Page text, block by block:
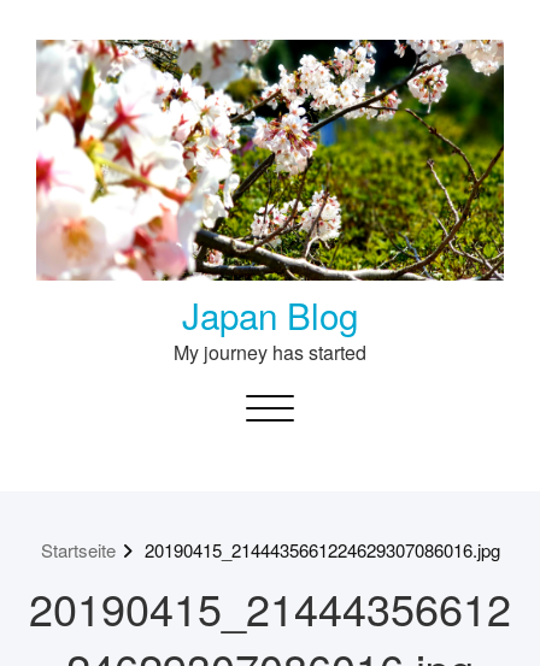
content
Japan Blog
My journey has started
Toggle navigation
Startseite 20190415_2144435661224629307086016.jpg
20190415_21444356612